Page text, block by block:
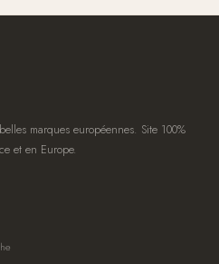
marques européennes. Site 100%
et en Europe.